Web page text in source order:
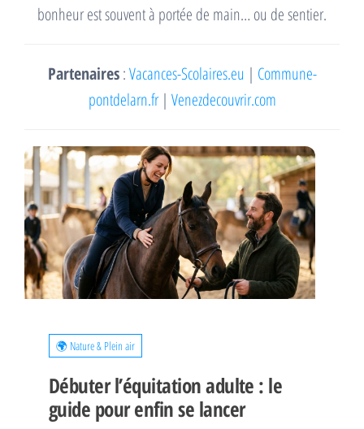
bonheur est souvent à portée de main… ou de sentier.
Partenaires:Vacances-Scolaires.eu | Commune-
pontdelarn.fr| Venezdecouvrir.com
🌍 Nature & Plein air
Débuter l’équitation adulte : le
guide pour enfin se lancer